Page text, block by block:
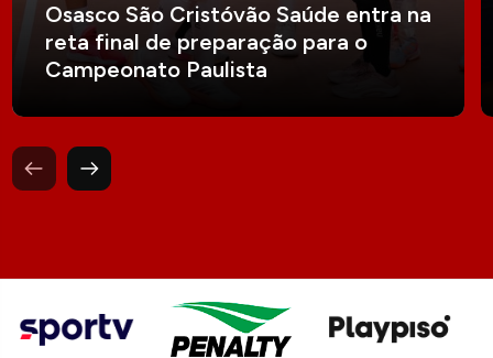
Osasco São Cristóvão Saúde entra na
reta final de preparação para o
Campeonato Paulista